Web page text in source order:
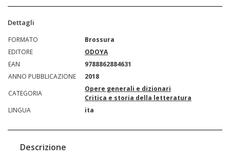
Dettagli
FORMATO
Brossura
EDITORE
ODOYA
EAN
9788862884631
ANNO PUBBLICAZIONE
2018
CATEGORIA
Opere generali e dizionari
Critica e storia della letteratura
LINGUA
ita
Descrizione